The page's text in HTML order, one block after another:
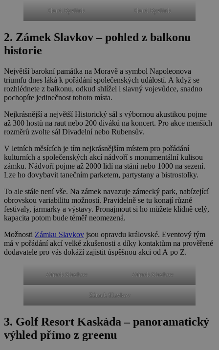
Hotel Ryzlink Hotel Ryzlink
2. Zámek Slavkov – pohled z balkonu
historie
Největší barokní památka na Moravě a symbol Napoleonova
triumfu dnes láká k pořádání společenských událostí. A když se
rozhlédnete z balkonu, odkud shlížel i slavný vojevůdce, snadno
pochopíte jedinečnost tohoto místa.
Nejkrásnější a největší Historický sál s výbornou akustikou pojme
až 300 hostů na raut nebo 200 diváků na koncert. Pro akce menších
rozměrů zvolte sál Divadelní nebo Rubensův.
V letních měsících je tím nejkrásnějším místem pro pořádání
kulturních a společenských akcí nádvoří s monumentální kulisou
zámku. Nádvoří pojme až 2000 lidí na stání nebo 1000 na sezení.
Lze ho dovybavit tanečním parketem, partystany a bistrostolky.
To ale stále není vše. Na zámek navazuje zámecký park, nabízející
obrovskou variabilitu možností. Pravidelně se tu konají různé
festivaly, jarmarky a výstavy. Pronajmout si ho můžete klidně celý,
kapacita potom bude téměř neomezená.
Možnosti Zámku Slavkov jsou opravdu královské. Eventový tým
má v pořádání akcí velké zkušenosti a díky kontaktům na prověřené
dodavatele pro vás dokáží zajistit úspěšnou akci od A po Z.
Zámek Slavkov Zámek Slavkov
Zámek Slavkov
3. Golf Resort Kaskáda – panoramatický
výhled přímo z greenu